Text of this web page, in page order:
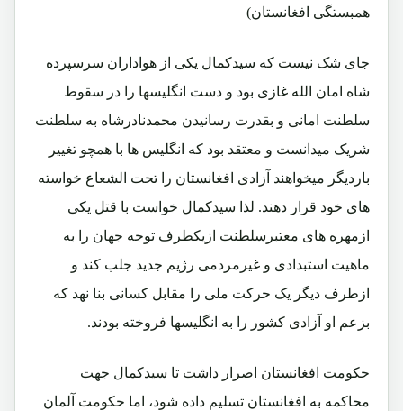
همبستگی افغانستان)
جای شک نیست که سیدکمال یکی از هواداران سرسپرده
شاه امان الله غازی بود و دست انگلیسها را در سقوط
سلطنت امانی و بقدرت رسانیدن محمدنادرشاه به سلطنت
شریک میدانست و معتقد بود که انگلیس ها با همچو تغییر
باردیگر میخواهند آزادی افغانستان را تحت الشعاع خواسته
های خود قرار دهند. لذا سیدکمال خواست با قتل یکی
ازمهره های معتبرسلطنت ازیکطرف توجه جهان را به
ماهیت استبدادی و غیرمردمی رژیم جدید جلب کند و
ازطرف دیگر یک حرکت ملی‌ را مقابل کسانی بنا نهد که
بزعم او آزادی کشور را به انگلیسها فروخته بودند.
حکومت افغانستان اصرار داشت تا سیدکمال جهت
محاکمه به افغانستان تسلیم داده شود، اما حکومت آلمان